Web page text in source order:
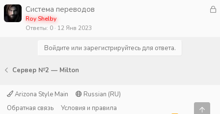
ны
З
Система переводов
Roy Shelby
Ответы 0 12 Янв 2023
Войдите или зарегистрируйтесь для ответа.
Сервер №2 — Milton
Arizona Style Main
Russian (RU)
Обратная связь
Условия и правила